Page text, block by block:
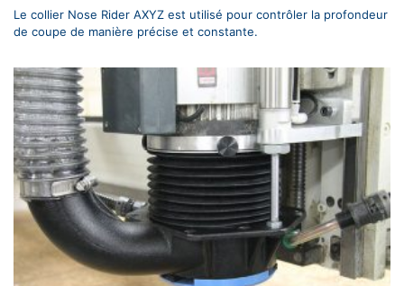
Le collier Nose Rider AXYZ est utilisé pour contrôler la profondeur
de coupe de manière précise et constante.